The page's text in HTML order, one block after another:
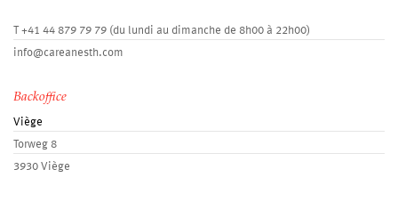
T+41 44 879 79 79 (du lundi au dimanche de 8h00 à 22h00)
info@careanesth.com
Backoffice
Viège
Torweg 8
3930 Viège